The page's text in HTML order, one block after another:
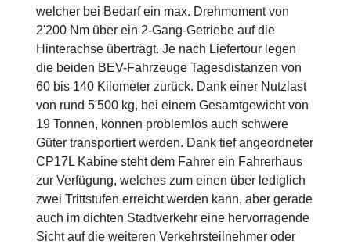
welcher bei Bedarf ein max. Drehmoment von
2'200 Nm über ein 2-Gang-Getriebe auf die
Hinterachse überträgt. Je nach Liefertour legen
die beiden BEV-Fahrzeuge Tagesdistanzen von
60 bis 140 Kilometer zurück. Dank einer Nutzlast
von rund 5'500 kg, bei einem Gesamtgewicht von
19 Tonnen, können problemlos auch schwere
Güter transportiert werden. Dank tief angeordneter
CP17L Kabine steht dem Fahrer ein Fahrerhaus
zur Verfügung, welches zum einen über lediglich
zwei Trittstufen erreicht werden kann, aber gerade
auch im dichten Stadtverkehr eine hervorragende
Sicht auf die weiteren Verkehrsteilnehmer oder